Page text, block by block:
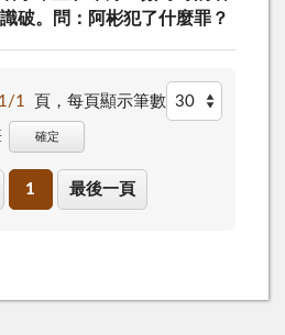
破。問：阿彬犯了什麼罪？
1/1 頁， 每頁顯示筆數
確定
1 最後一頁